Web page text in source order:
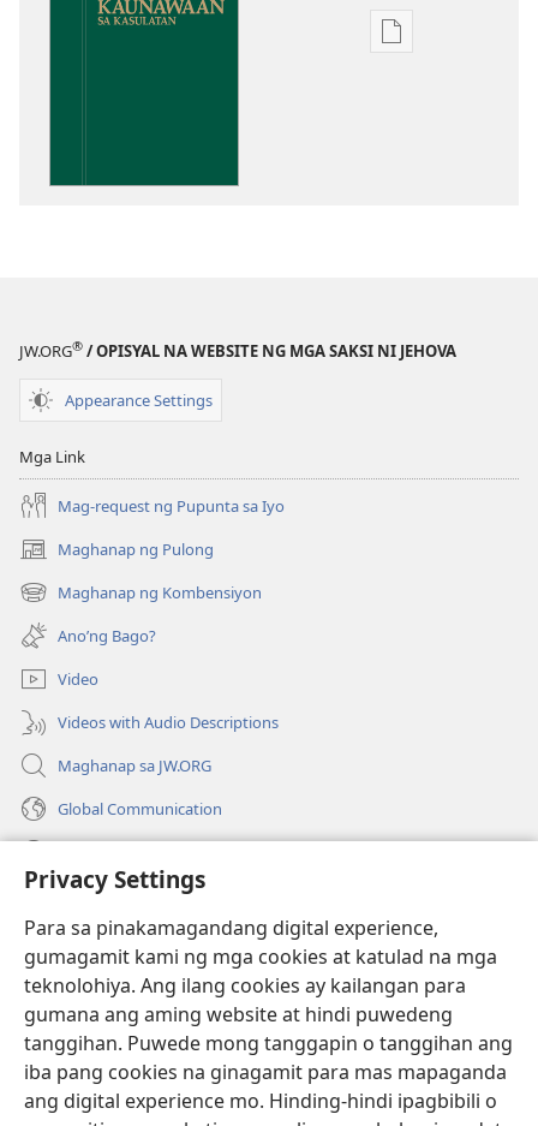
Privacy Settings
Para sa pinakamagandang digital experience,
gumagamit kami ng mga cookies at katulad na mga
teknolohiya. Ang ilang cookies ay kailangan para
gumana ang aming website at hindi puwedeng
tanggihan. Puwede mong tanggapin o tanggihan ang
iba pang cookies na ginagamit para mas mapaganda
ang digital experience mo. Hinding-hindi ipagbibili o
Opsiyon
JW.ORG® / OPISYAL NA WEBSITE NG MGA SAKSI NI JEHOVA
Appearance Settings
Mga Link
Mag-request ng Pupunta sa Iyo
Maghanap ng Pulong
(may
bubukas
na
bagong
window)
Maghanap ng Kombensiyon
(may
bubukas
na
bagong
window)
Ano’ng Bago?
Video
Videos with Audio Descriptions
Maghanap sa JW.ORG
Global Communication
(may
na
bagong
window)
Watchtower ONLINE LIBRARY™
(may
bubukas
na
bagong
window)
JW Hub ®
(may
bubukas
bagong
JW Library ®